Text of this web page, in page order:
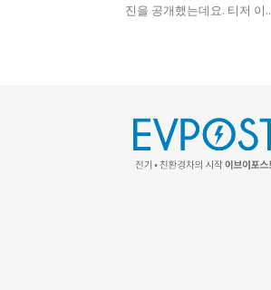
진을 공개했는데요. 티저 이